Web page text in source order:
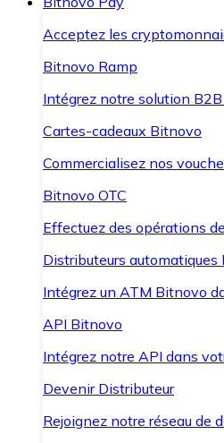
Acceptez les
Bitnovo Ramp
Intégrez notre solution
Cartes-cadeaux Bitnovo
Commercialisez nos
Bitnovo OTC
Effectuez des opérations
Distributeurs automatiques
Intégrez un ATM Bitnovo
API Bitnovo
Intégrez notre API dans
Devenir Distributeur
Rejoignez notre réseau de